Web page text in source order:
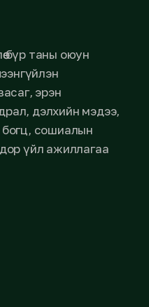
бүр таны оюун
эрэн
дэлхийн мэдээ,
богц, сошиалын
үйл ажиллагаа